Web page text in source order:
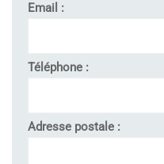
Email :
Téléphone :
Adresse postale :